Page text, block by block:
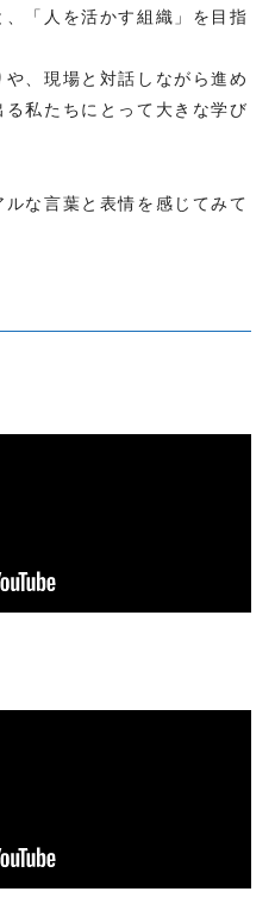
「人を活かす組織」を目指
、現場と対話しながら進め
私たちにとって大きな学び
な言葉と表情を感じてみて